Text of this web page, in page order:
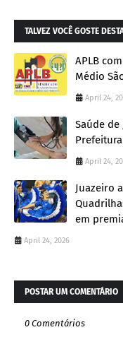
TALVEZ VOCÊ GOSTE
APLB
Médio
April 24,
Saúde
April 24,
Juazeiro
em
April 24, 2026
POSTAR UM COMENTÁRIO
0 Comentários